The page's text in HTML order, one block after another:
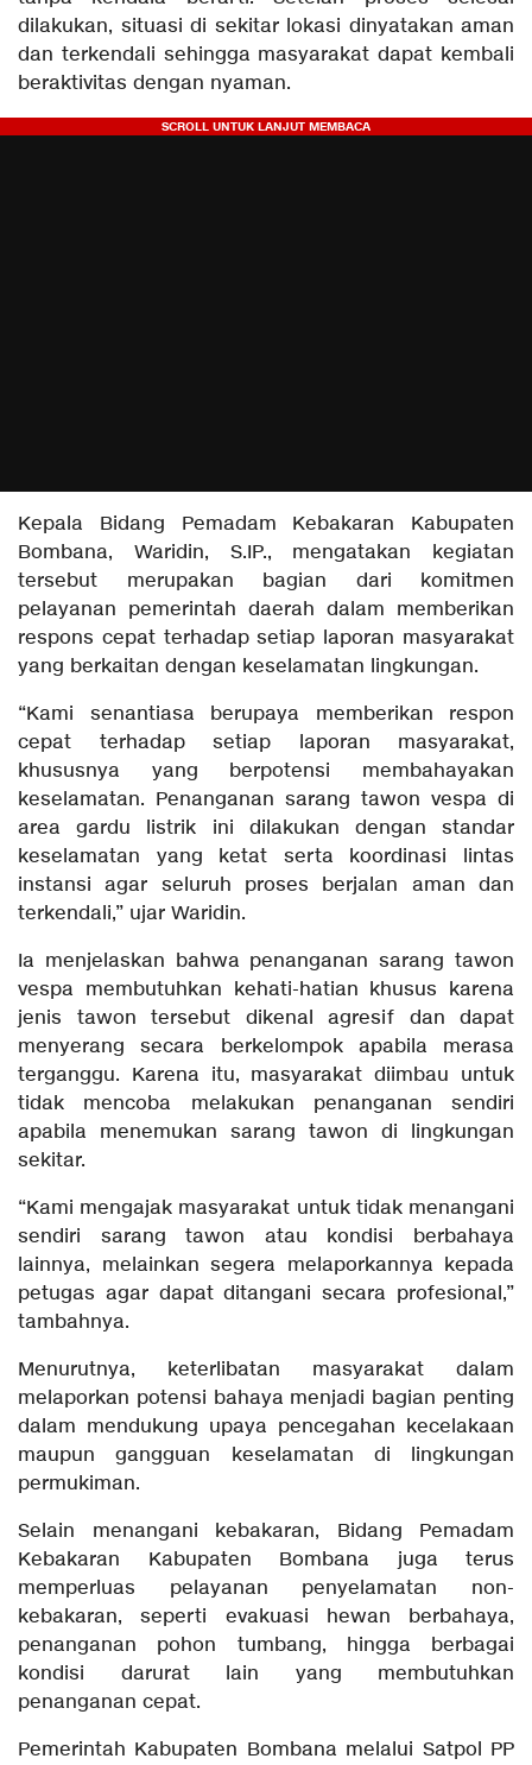
dilakukan, situasi di sekitar lokasi dinyatakan aman
dan terkendali sehingga masyarakat dapat kembali
beraktivitas dengan nyaman.
Kepala Bidang Pemadam Kebakaran Kabupaten
Bombana, Waridin, S.IP., mengatakan kegiatan
tersebut merupakan bagian dari komitmen
pelayanan pemerintah daerah dalam memberikan
respons cepat terhadap setiap laporan masyarakat
yang berkaitan dengan keselamatan lingkungan.
“Kami senantiasa berupaya memberikan respon
cepat terhadap setiap laporan masyarakat,
khususnya yang berpotensi membahayakan
keselamatan. Penanganan sarang tawon vespa di
area gardu listrik ini dilakukan dengan standar
keselamatan yang ketat serta koordinasi lintas
instansi agar seluruh proses berjalan aman dan
terkendali,” ujar Waridin.
Ia menjelaskan bahwa penanganan sarang tawon
vespa membutuhkan kehati-hatian khusus karena
jenis tawon tersebut dikenal agresif dan dapat
menyerang secara berkelompok apabila merasa
terganggu. Karena itu, masyarakat diimbau untuk
tidak mencoba melakukan penanganan sendiri
apabila menemukan sarang tawon di lingkungan
sekitar.
“Kami mengajak masyarakat untuk tidak menangani
sendiri sarang tawon atau kondisi berbahaya
lainnya, melainkan segera melaporkannya kepada
petugas agar dapat ditangani secara profesional,”
tambahnya.
Menurutnya, keterlibatan masyarakat dalam
melaporkan potensi bahaya menjadi bagian penting
dalam mendukung upaya pencegahan kecelakaan
maupun gangguan keselamatan di lingkungan
permukiman.
Selain menangani kebakaran, Bidang Pemadam
Kebakaran Kabupaten Bombana juga terus
memperluas pelayanan penyelamatan non-
kebakaran, seperti evakuasi hewan berbahaya,
penanganan pohon tumbang, hingga berbagai
kondisi darurat lain yang membutuhkan
penanganan cepat.
Pemerintah Kabupaten Bombana melalui Satpol PP